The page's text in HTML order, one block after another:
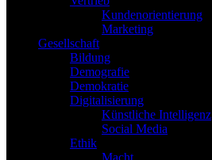
Kundenorientierung
Marketing
Gesellschaft
Bildung
Demografie
Demokratie
Digitalisierung
Künstliche Intelligenz
Social Media
Ethik
Macht